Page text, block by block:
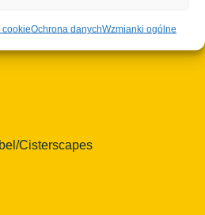
cookieOchrona danychWzmianki ogólne
prawa zastrzeżone
bez gwarancji.
Cisterscapes